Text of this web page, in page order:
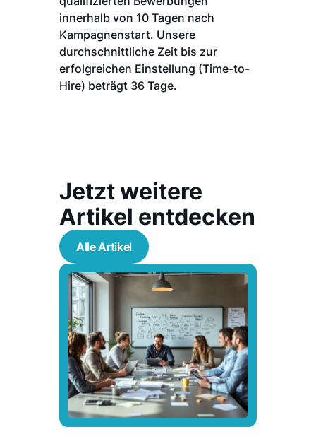
innerhalb von 10 Tagen nach
Kampagnenstart. Unsere
durchschnittliche Zeit bis zur
erfolgreichen Einstellung (Time-to-
Hire) beträgt 36 Tage.
Jetzt weitere
Artikel entdecken
Alle Artikel